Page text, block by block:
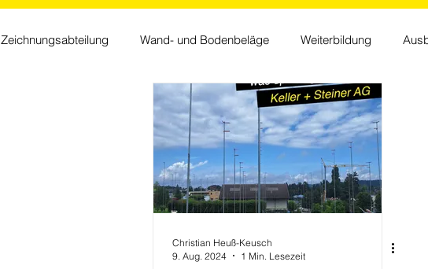
Zeichnungsabteilung Wand- und Bodenbeläge Weiterbildung
Lebenräume Nachhaltigkeit
Christian Heuß-Keusch
9. Aug. 2024
1 Min. Lesezeit